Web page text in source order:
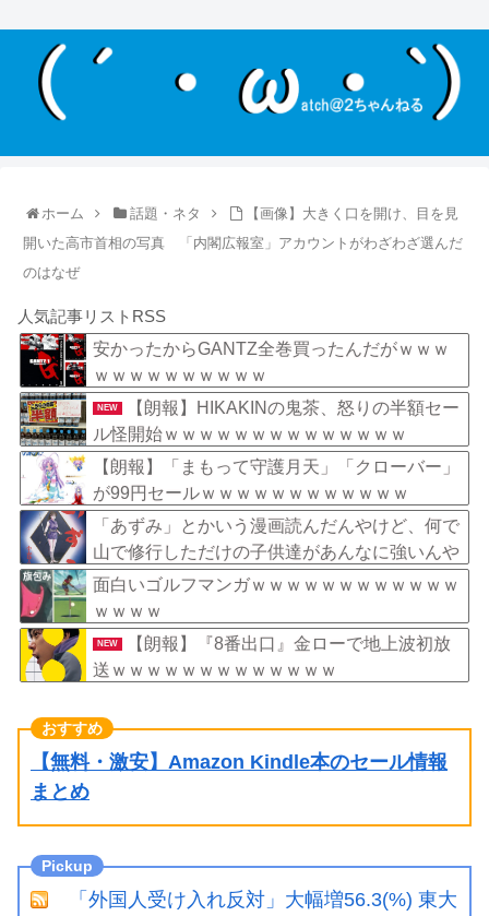
ホーム 話題・ネタ
【画像】大きく口を開け、目を見
開いた高市首相の写真 「内閣広報室」アカウントがわざわざ選んだ
のはなぜ
人気記事リストRSS
安かったからGANTZ全巻買ったんだがｗｗｗ
ｗｗｗｗｗｗｗｗｗｗ
NEW
【朗報】HIKAKINの鬼茶、怒りの半額セー
ル怪開始ｗｗｗｗｗｗｗｗｗｗｗｗｗｗ
【朗報】「まもって守護月天」「クローバー」
が99円セールｗｗｗｗｗｗｗｗｗｗｗｗ
「あずみ」とかいう漫画読んだんやけど、何で
山で修行しただけの子供達があんなに強いんや
面白いゴルフマンガｗｗｗｗｗｗｗｗｗｗｗｗ
ｗｗｗｗ
NEW
【朗報】『8番出口』金ローで地上波初放
送ｗｗｗｗｗｗｗｗｗｗｗｗｗ
【無料・激安】Amazon Kindle本のセール情報
まとめ
「外国人受け入れ反対」大幅増56.3(%) 東大